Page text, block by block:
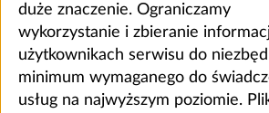
duże znaczenie. Ograniczamy
wykorzystanie i zbieranie
użytkownikach serwisu do
minimum wymaganego do
usług na najwyższym poziomie.